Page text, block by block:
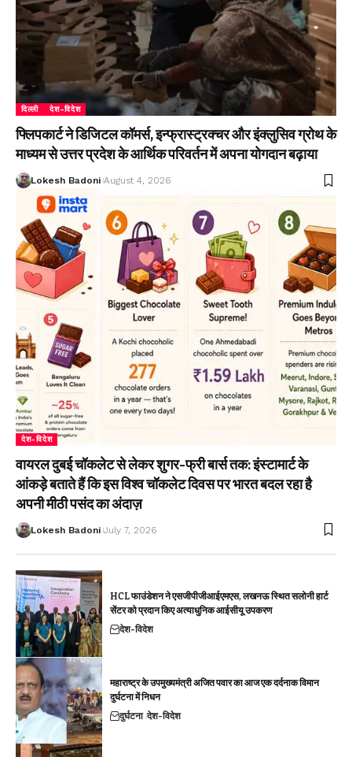
दिल्ली देश-विदेश
फ्लिपकार्ट ने डिजिटल कॉमर्स, इन्फ्रास्ट्रक्चर और इंक्लुसिव ग्रोथ के
माध्यम से उत्तर प्रदेश के आर्थिक परिवर्तन में अपना योगदान बढ़ाया
Lokesh Badoni August 4, 2026
देश-विदेश
वायरल दुबई चॉकलेट से लेकर शुगर-फ्री बार्स तक: इंस्टामार्ट के
आंकड़े बताते हैं कि इस विश्व चॉकलेट दिवस पर भारत बदल रहा है
अपनी मीठी पसंद का अंदाज़
Lokesh Badoni July 7, 2026
HCL फाउंडेशन ने एसजीपीजीआईएमएस, लखनऊ स्थित सलोनी हार्ट
सेंटर को प्रदान किए अत्याधुनिक आईसीयू उपकरण
देश-विदेश
महाराष्ट्र के उपमुख्यमंत्री अजित पवार का आज एक दर्दनाक विमान
दुर्घटना में निधन
दुर्घटना देश-विदेश